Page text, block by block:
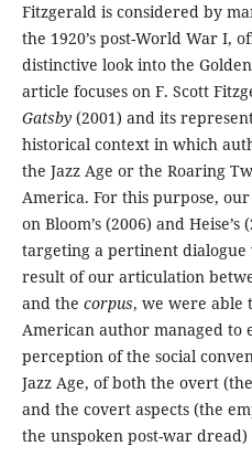
Fitzgerald is considered by
the 1920’s post-World War I,
distinctive look into the
article focuses on F. Scott
Gatsby (2001) and its
historical context in which
the Jazz Age or the Roaring
America. For this purpose,
on Bloom’s (2006) and
targeting a pertinent dialogue
result of our articulation
and the corpus, we were able
American author managed to
perception of the social
Jazz Age, of both the overt
and the covert aspects (the
the unspoken post-war dread)